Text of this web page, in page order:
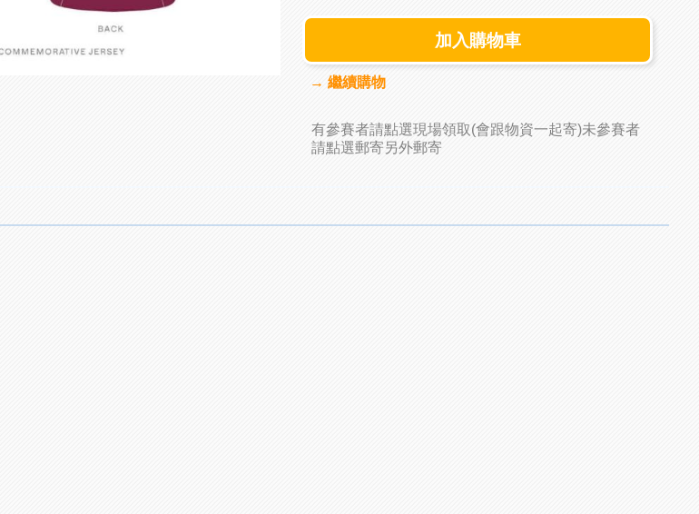
加入購物車
→ 繼續購物
有參賽者請點選現場領取(會跟物資一起寄)未參賽者
請點選郵寄另外郵寄